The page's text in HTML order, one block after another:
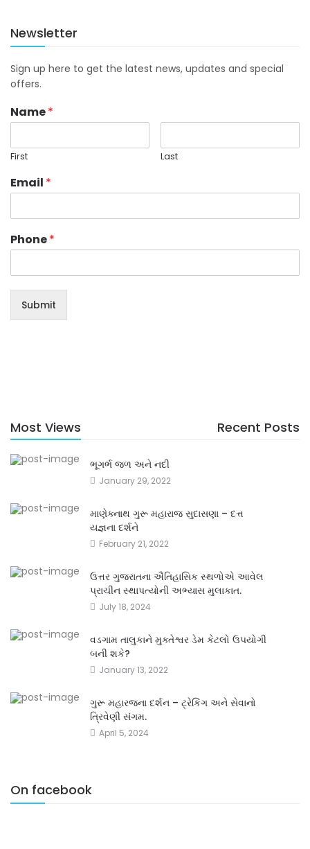
Newsletter
Sign up here to get the latest news, updates and special
offers.
Name*
First Last
Email *
Phone*
Submit
Most Views Recent Posts
ભૂગર્ભ જળ અને નદી
January 29, 2022
માણેક્નાથ ગુરૂ મહારાજ સુદાસણા – દત્ત
યજ્ઞના દર્શને
February 21, 2022
ઉત્તર ગુજરાતના ઐતિહાસિક સ્થળોએ આવેલ
પ્રાચીન સ્થાપત્યોની અભ્યાસ મુલાકાત.
July 18, 2024
વડગામ તાલુકાને મુક્તેશ્વર ડેમ કેટલો ઉપયોગી
બની શકે?
January 13, 2022
ગુરૂ મહારજના દર્શન – ટ્રેકિંગ અને સેવાનો
ત્રિવેણી સંગમ.
April 5, 2024
On facebook